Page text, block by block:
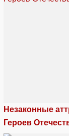
Незаконные
Героев